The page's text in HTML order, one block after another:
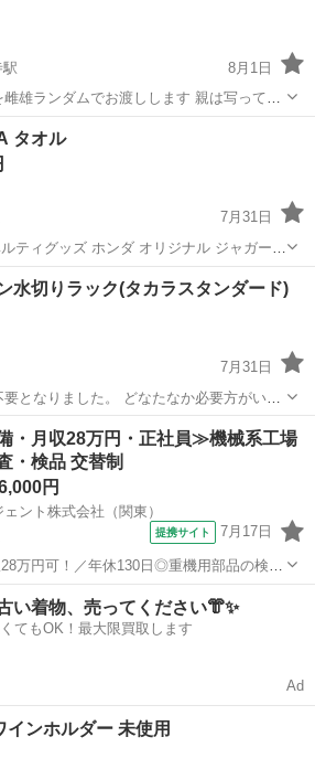
8月1日
雄ランダムでお渡しします 親は写ってい
いメダカです。 お受け渡しの時は容器を持参ください。
寺駅
タオル
7月31日
ンダ オリジナル ジャガード
使用 3枚とも 新品未使用ですが 自宅保...
駅 ノベルティグッズ
水切りラック(タカラスタンダード)
7月31日
となりました。 どなたなか必要方がいら
です。 タカラスタンダードの
ほどです。 宜しくお願いいたします。
駅 家庭用品 タカラスタンダード
・月収28万円・正社員≫機械系工場
・検品 交替制
円
ント株式会社（関東）
提携サイト 7月17日
28万円可！／年休130日◎重機用部品の検
あり《JOCW1C》 詳細情報 ＼ブ
建設機械部品の製造をしています／ シン
駅 その他
い着物、売ってください👘✨
てもOK！最大限買取します
Ad
インホルダー 未使用